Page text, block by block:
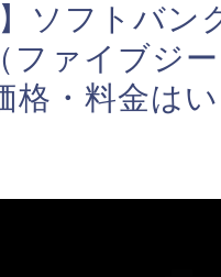
】ソフトバ
ファイブジ
格・料金は